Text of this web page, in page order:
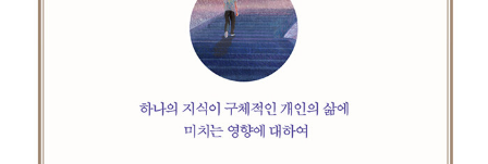
혼들은 대체로 숨어 있다. 왜냐하면 그들은 자본주의 사회에서 환영
받지 못하기 때문이다. 반대로 우물을 파는 영혼은 비교적 사회에서
환영받는다. 그래서 여행하는 영혼의 소유자도, 우물 파는 영혼의 소
유자도, 모두 자신이 우물을 파는 영혼인 것처럼 행동한다. 실제로 그
렇지 않은가? 우리는 전문가가 되려고 한다. 평생을 거쳐 하나의 분